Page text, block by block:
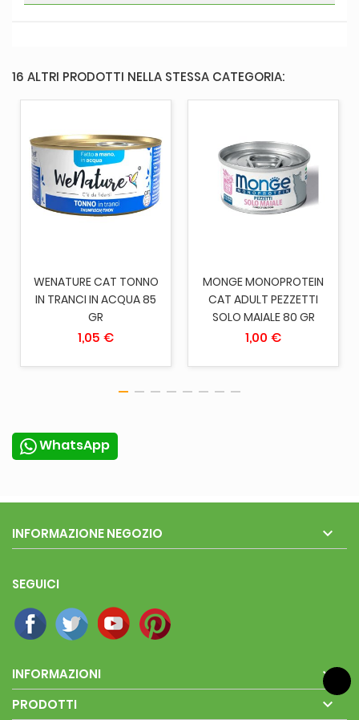
16 ALTRI PRODOTTI NELLA STESSA CATEGORIA:
WENATURE CAT TONNO
IN TRANCI IN ACQUA 85
GR
1,05 €
MONGE MONOPROTEIN
CAT ADULT PEZZETTI
SOLO MAIALE 80 GR
1,00 €
WhatsApp
INFORMAZIONE NEGOZIO 
SEGUICI
INFORMAZIONI 
PRODOTTI 